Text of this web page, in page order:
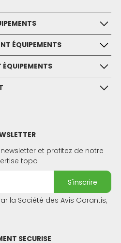
ÉQUIPEMENTS
ÉQUIPEMENTS
SECURISE
et profitez de notre
topo
s'inscrire
la Société des Avis Garantis,